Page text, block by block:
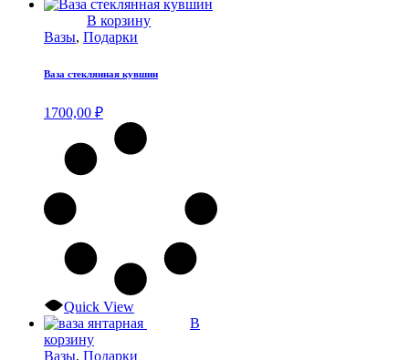
В корзину
Вазы, Подарки
Ваза стеклянная кувшин
1700,00 ₽
Quick View
В
корзину
Вазы, Подарки